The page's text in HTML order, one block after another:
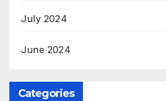
July 2024
June 2024
Categories